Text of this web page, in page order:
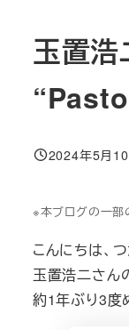
玉置
投稿日
2024年5月
※本ブログの一部
こんにちは、
玉置浩二さん
約1年ぶり3度